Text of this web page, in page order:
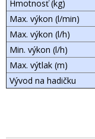
Hmotnosť (kg)
Max. výkon (l/min)
Max. výkon (l/h)
Min. výkon (l/h)
Max. výtlak (m)
Vývod na hadičku